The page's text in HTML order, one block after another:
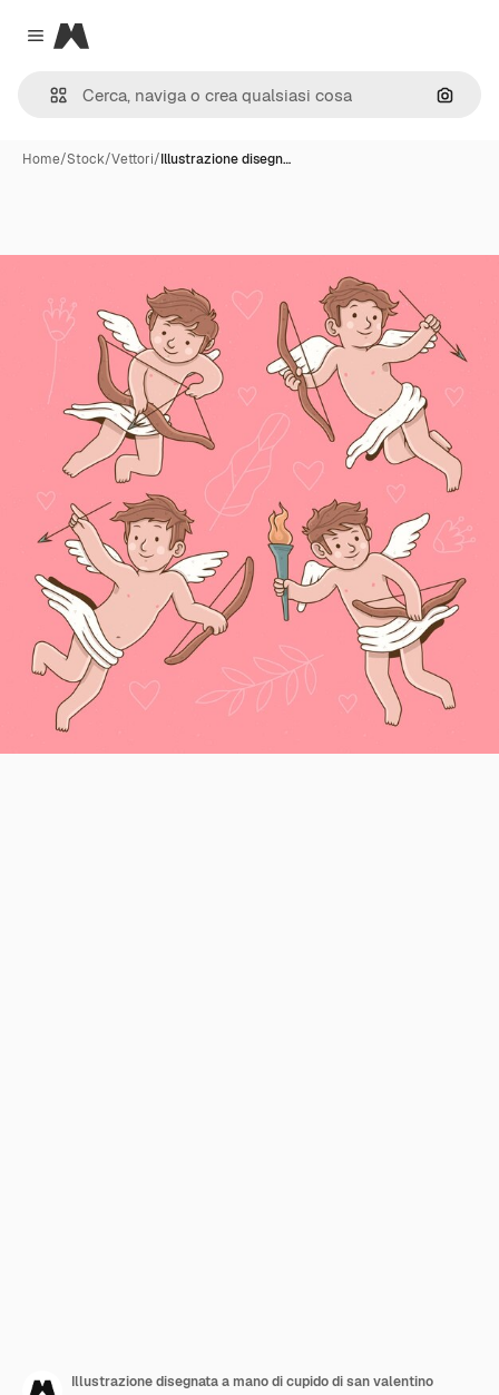
Close menu
Magnific
Cerca
Home/Stock/Vettori/Illustrazione disegn…
Illustrazione disegnata a mano di cupido di san valentino